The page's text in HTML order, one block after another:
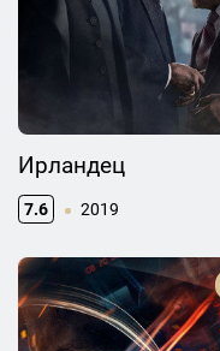
Ирландец
7.6 2019